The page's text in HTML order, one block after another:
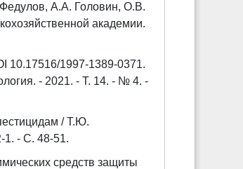
А.А. Головин, О.В.
академии.
10.17516/1997-1389-0371.
- 2021. - Т. 14. - № 4. -
/ Т.Ю.
1. - С. 48-51.
средств защиты